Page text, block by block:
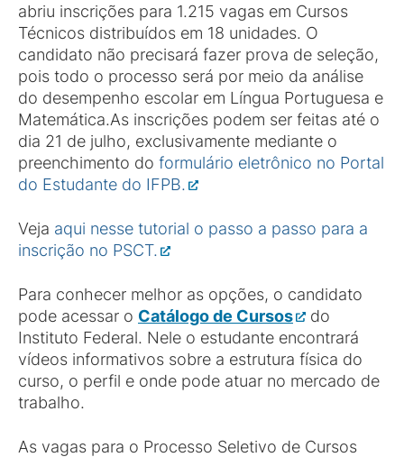
abriu inscrições para 1.215 vagas em Cursos
Técnicos distribuídos em 18 unidades. O
candidato não precisará fazer prova de seleção,
pois todo o processo será por meio da análise
do desempenho escolar em Língua Portuguesa e
Matemática.As inscrições podem ser feitas até o
dia 21 de julho, exclusivamente mediante o
preenchimento do formulário eletrônico no Portal
do Estudante do IFPB.
Veja aqui nesse tutorial o passo a passo para a
inscrição no PSCT.
Para conhecer melhor as opções, o candidato
pode acessar o Catálogo de Cursos
do
Instituto Federal. Nele o estudante encontrará
vídeos informativos sobre a estrutura física do
curso, o perfil e onde pode atuar no mercado de
trabalho.
As vagas para o Processo Seletivo de Cursos